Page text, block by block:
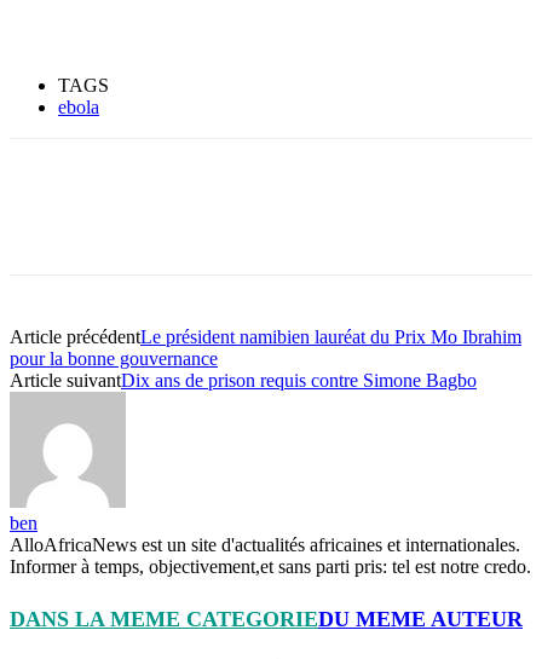
TAGS
ebola
Article précédentLe président namibien lauréat du Prix Mo Ibrahim
pour la bonne gouvernance
Article suivantDix ans de prison requis contre Simone Bagbo
ben
AlloAfricaNews est un site d'actualités africaines et internationales.
Informer à temps, objectivement,et sans parti pris: tel est notre credo.
DANS LA MEME CATEGORIEDU MEME AUTEUR